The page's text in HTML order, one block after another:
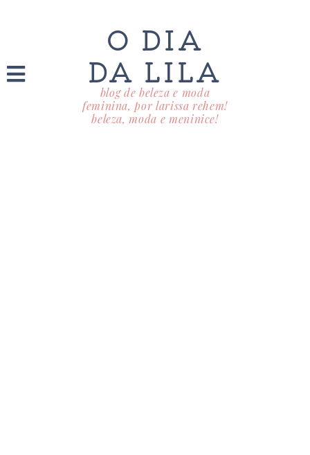
O DIA
DA LILA
blog de beleza e moda
feminina, por larissa rehem!
beleza, moda e meninice!